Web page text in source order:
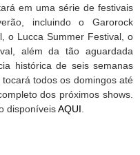
em uma série de festivais
incluindo o Garorock
o Lucca Summer Festival, o
além da tão aguardada
histórica de seis semanas
todos os domingos até
dos próximos shows.
disponíveisAQUI